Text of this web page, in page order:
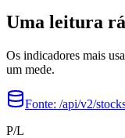
Uma leitura
Os indicadores mais
um mede.
Fonte: /api/v2/
P/L